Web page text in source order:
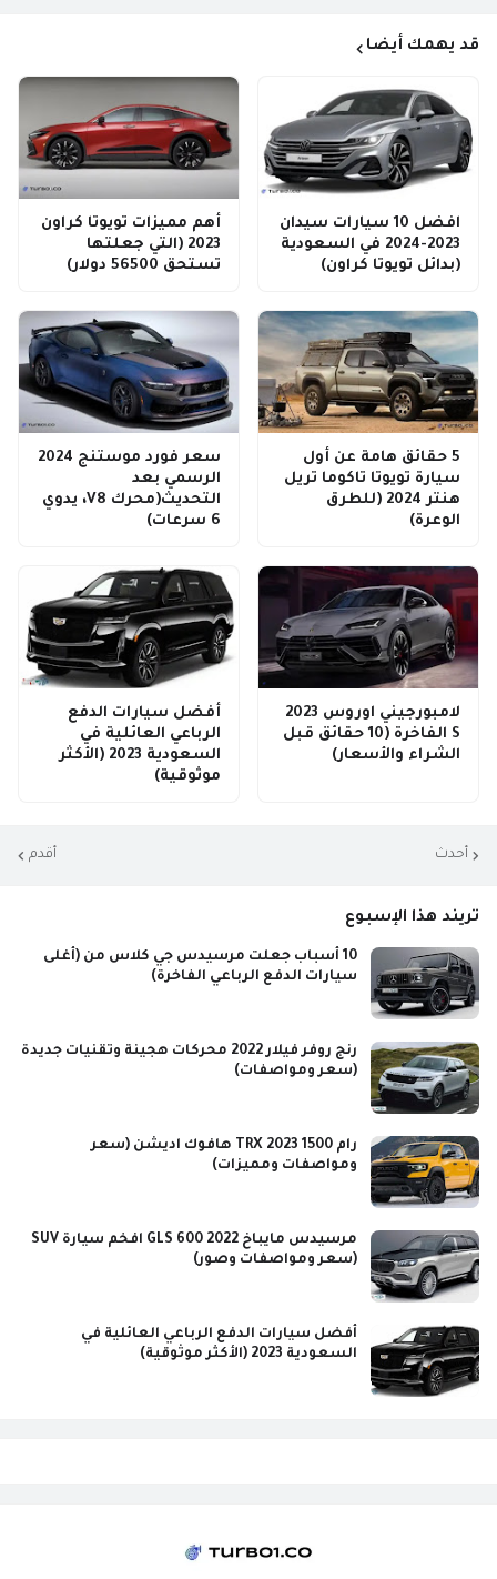
قد يهمك أيضا
افضل 10 سيارات سيدان
2023-2024 في السعودية
(بدائل تويوتا كراون)
أهم مميزات تويوتا كراون
2023 (التي جعلتها
تستحق 56500 دولار)
5 حقائق هامة عن أول
سيارة تويوتا تاكوما تريل
هنتر 2024 (للطرق
الوعرة)
سعر فورد موستنج 2024
الرسمي بعد
التحديث(محرك V8، يدوي
6 سرعات)
لامبورجيني اوروس 2023
S الفاخرة (10 حقائق قبل
الشراء والأسعار)
أفضل سيارات الدفع
الرباعي العائلية في
السعودية 2023 (الأكثر
موثوقية)
أحدث أقدم
تريند هذا الإسبوع
10 أسباب جعلت مرسيدس جي كلاس من (أغلى
سيارات الدفع الرباعي الفاخرة)
رنج روفر فيلار 2022 محركات هجينة وتقنيات جديدة
(سعر ومواصفات)
رام 1500 TRX 2023 هافوك اديشن (سعر
ومواصفات ومميزات)
مرسيدس مايباخ GLS 600 2022 افخم سيارة SUV
(سعر ومواصفات وصور)
أفضل سيارات الدفع الرباعي العائلية في
السعودية 2023 (الأكثر موثوقية)